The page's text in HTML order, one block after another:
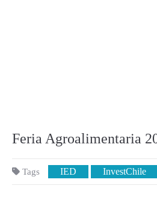
Feria Agroalimentaria
Tags IED InvestChile